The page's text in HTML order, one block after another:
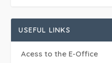
USEFUL LINKS
Acess to the E-Office